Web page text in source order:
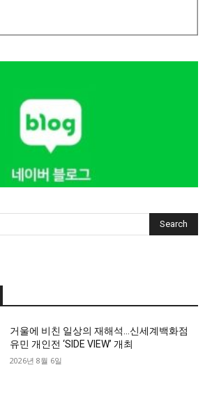
Search
거울에 비친 일상의 재해석…신세계백화점
유민 개인전 ‘SIDE VIEW’ 개최
2026년 8월 6일